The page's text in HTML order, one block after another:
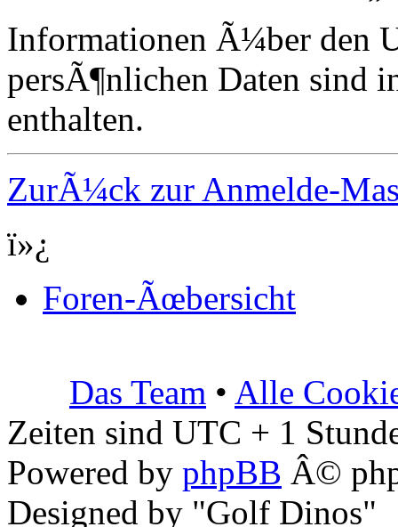
Informationen Ã¼ber den
persÃ¶nlichen Daten sind
enthalten.
ZurÃ¼ck zur Anmelde-
ï»¿
Foren-Ãœbersicht
Das Team • Alle
Zeiten sind UTC + 1
Powered by phpBB Â©
Designed by "Golf Dinos"